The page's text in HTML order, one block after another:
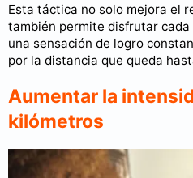
Esta táctica no solo mejora el
también permite disfrutar
una sensación de logro
por la distancia que queda
Aumentar la
kilómetros